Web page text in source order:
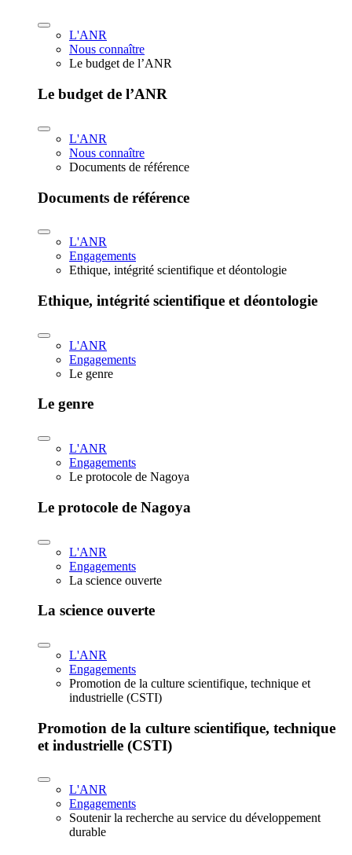
L'ANR
Nous connaître
Le budget de l’ANR
Le budget de l’ANR
L'ANR
Nous connaître
Documents de référence
Documents de référence
L'ANR
Engagements
Ethique, intégrité scientifique et déontologie
Ethique, intégrité scientifique et déontologie
L'ANR
Engagements
Le genre
Le genre
L'ANR
Engagements
Le protocole de Nagoya
Le protocole de Nagoya
L'ANR
Engagements
La science ouverte
La science ouverte
L'ANR
Engagements
Promotion de la culture scientifique, technique et
industrielle (CSTI)
Promotion de la culture scientifique, technique
et industrielle (CSTI)
L'ANR
Engagements
Soutenir la recherche au service du développement
durable